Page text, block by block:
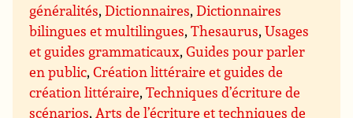
généralités,Dictionnaires,Dictionnaires
bilingues et multilingues,Thesaurus,Usages
et guides grammaticaux,Guides pour parler
en public,Création littéraire et guides de
création littéraire,Techniques d’écriture de
scénarios,Arts de l’écriture et techniques de